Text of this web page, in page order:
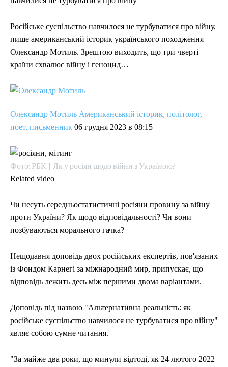
ЕКОНОМІКА СПОРТ ТЕХНОЛОГІЇ
ЕКОНОМІКА СПОРТ ТЕХНОЛОГІЇ
УКРАЇНА ВІЙНА СВІТ ПОЛІТИКА
УКРАЇНА ВІЙНА СВІТ ПОЛІТИКА
Російське суспільство навчилося не турбуватися про війну,
пише американський історик українського походження
Олександр Мотиль. Зрештою виходить, що три чверті
країни схвалює війну і геноцид…
Олександр Мотиль Американський історик, політолог,
поет, письменник 06 грудня 2023 в 08:15
Фото: РБК | Як у росіян щодо війни з Україною?
Related video
Чи несуть середньостатистичні росіяни провину за війну
проти України? Як щодо відповідальності? Чи вони
позбуваються морального гачка?
Нещодавня доповідь двох російських експертів, пов'язаних
із Фондом Карнегі за міжнародний мир, припускає, що
відповідь лежить десь між першими двома варіантами.
Доповідь під назвою "Альтернативна реальність: як
російське суспільство навчилося не турбуватися про війну"
являє собою сумне читання.
"За майже два роки, що минули відтоді, як 24 лютого 2022